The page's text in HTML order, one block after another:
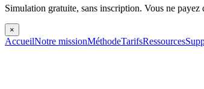
Simulation gratuite, sans inscription. Vous ne
×
AccueilNotre missionMéthodeTarifsRessources